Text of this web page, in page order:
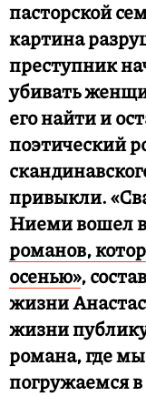
пасторской
картина
преступник
убивать
его найти и
поэтический
привыкли.
Ниеми вошел
романов,
осенью»,
жизни
жизни
романа, где
погружаемся